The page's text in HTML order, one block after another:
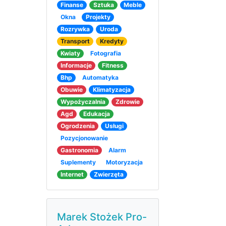
Finanse
Sztuka
Meble
Okna
Projekty
Rozrywka
Uroda
Transport
Kredyty
Kwiaty
Fotografia
Informacje
Fitness
Bhp
Automatyka
Obuwie
Klimatyzacja
Wypożyczalnia
Zdrowie
Agd
Edukacja
Ogrodzenia
Usługi
Pozycjonowanie
Gastronomia
Alarm
Suplementy
Motoryzacja
Internet
Zwierzęta
Marek Stożek Pro-